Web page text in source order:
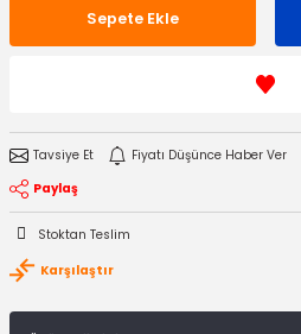
Sepete Ekle
Tavsiye Et
Fiyatı Düşünce Haber Ver
Paylaş
Stoktan Teslim
Karşılaştır